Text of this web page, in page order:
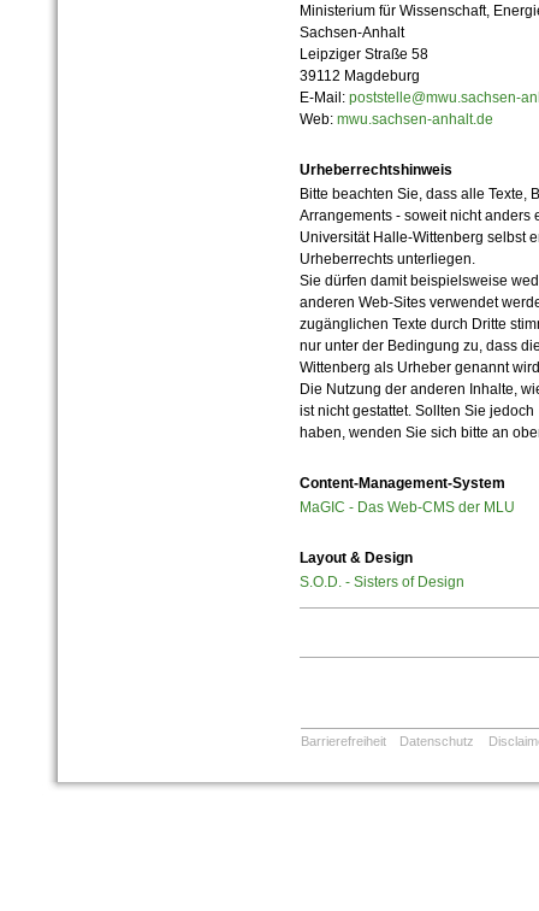
Ministerium für Wissenschaft,
Sachsen-Anhalt
Leipziger Straße 58
39112 Magdeburg
E-Mail: poststelle@mwu.sachsen-
Web: mwu.sachsen-anhalt.de
Urheberrechtshinweis
Bitte beachten Sie, dass alle Texte,
Arrangements - soweit nicht anders
Universität Halle-Wittenberg selbst
Urheberrechts unterliegen.
Sie dürfen damit beispielsweise
anderen Web-Sites verwendet
zugänglichen Texte durch Dritte
nur unter der Bedingung zu, dass
Wittenberg als Urheber genannt
Die Nutzung der anderen Inhalte,
ist nicht gestattet. Sollten Sie
haben, wenden Sie sich bitte an
Content-Management-System
MaGIC - Das Web-CMS der MLU
Layout & Design
S.O.D. - Sisters of Design
Barrierefreiheit Datenschutz